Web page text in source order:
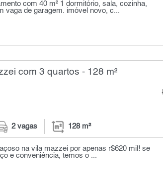
com 40 m² 1 dormitório, sala, cozinha,
vaga de garagem. imóvel novo, c...
com 3 quartos - 128 m²
2 vagas 128 m²
na vila mazzei por apenas r$620 mil! se
e conveniência, temos o ...